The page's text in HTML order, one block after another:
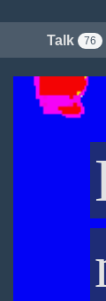
treści
Talk 76